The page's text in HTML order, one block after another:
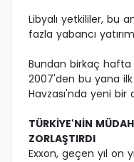
Libyalı yetkililer, bu
fazla yabancı
Bundan birkaç hafta
2007'den bu yana
Havzası'nda yeni bir
TÜRKİYE'NİN
ZORLAŞTIRDI
Exxon, geçen yıl on